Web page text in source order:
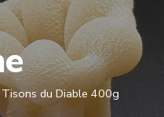
du Diable 400g